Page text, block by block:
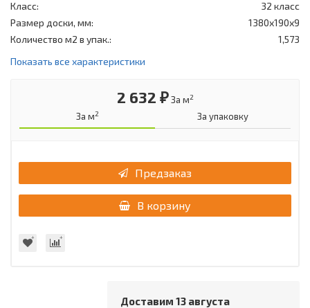
Класс:
32 класс
Размер доски, мм:
1380х190х9
Количество м2 в упак.:
1,573
Показать все характеристики
2 632 ₽ За м2
За м2 За упаковку
Предзаказ
В корзину
Доставим 13 августа